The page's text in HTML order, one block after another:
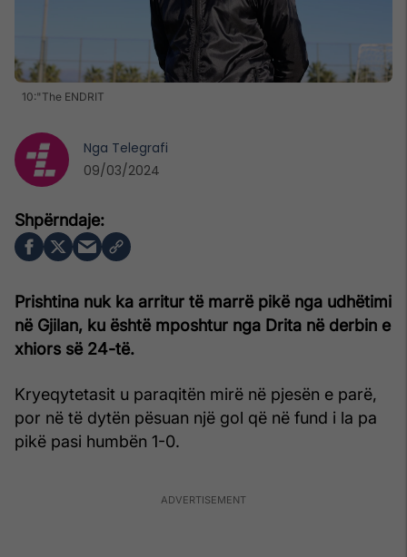
10:"The ENDRIT
Prishtina nuk ka arritur të marrë pikë nga udhëtimi
në Gjilan, ku është mposhtur nga Drita në derbin e
xhiors së 24-të.
Kryeqytetasit u paraqitën mirë në pjesën e parë,
por në të dytën pësuan një gol që në fund i la pa
pikë pasi humbën 1-0.
Nga Telegrafi
09/03/2024